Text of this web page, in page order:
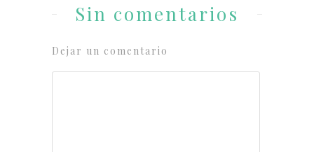
Sin comentarios
Dejar un comentario